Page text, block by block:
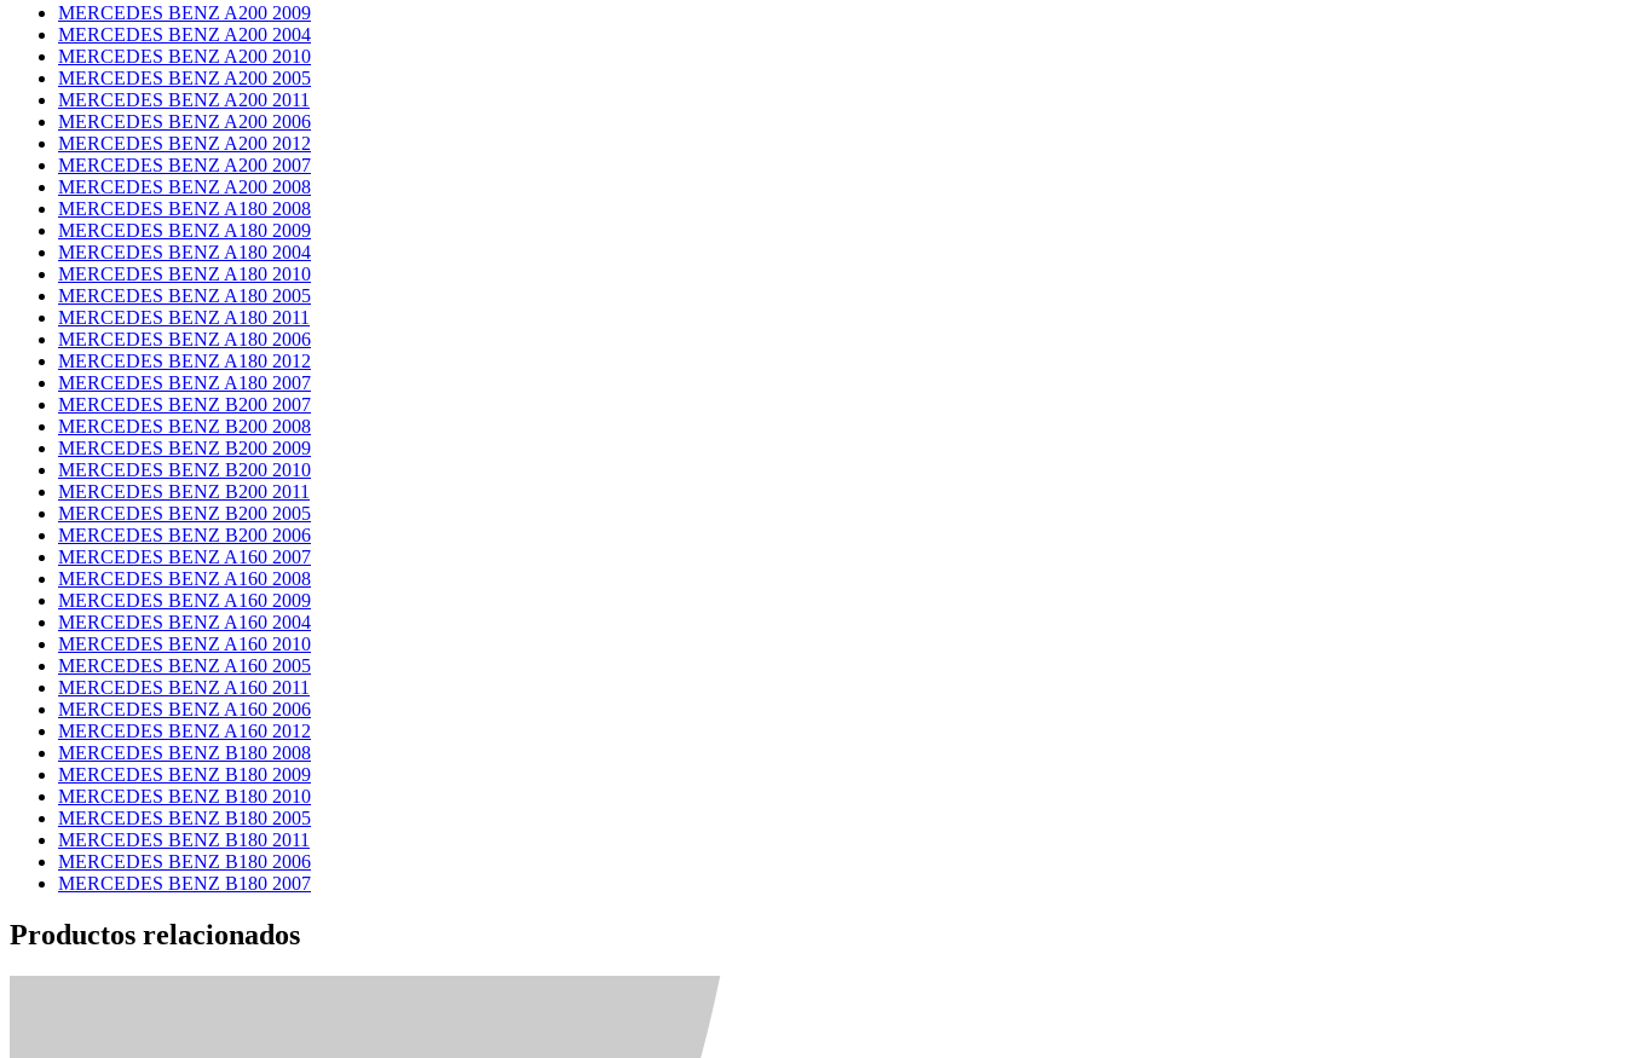
MERCEDES BENZ A200 2009
MERCEDES BENZ A200 2004
MERCEDES BENZ A200 2010
MERCEDES BENZ A200 2005
MERCEDES BENZ A200 2011
MERCEDES BENZ A200 2006
MERCEDES BENZ A200 2012
MERCEDES BENZ A200 2007
MERCEDES BENZ A200 2008
MERCEDES BENZ A180 2008
MERCEDES BENZ A180 2009
MERCEDES BENZ A180 2004
MERCEDES BENZ A180 2010
MERCEDES BENZ A180 2005
MERCEDES BENZ A180 2011
MERCEDES BENZ A180 2006
MERCEDES BENZ A180 2012
MERCEDES BENZ A180 2007
MERCEDES BENZ B200 2007
MERCEDES BENZ B200 2008
MERCEDES BENZ B200 2009
MERCEDES BENZ B200 2010
MERCEDES BENZ B200 2011
MERCEDES BENZ B200 2005
MERCEDES BENZ B200 2006
MERCEDES BENZ A160 2007
MERCEDES BENZ A160 2008
MERCEDES BENZ A160 2009
MERCEDES BENZ A160 2004
MERCEDES BENZ A160 2010
MERCEDES BENZ A160 2005
MERCEDES BENZ A160 2011
MERCEDES BENZ A160 2006
MERCEDES BENZ A160 2012
MERCEDES BENZ B180 2008
MERCEDES BENZ B180 2009
MERCEDES BENZ B180 2010
MERCEDES BENZ B180 2005
MERCEDES BENZ B180 2011
MERCEDES BENZ B180 2006
MERCEDES BENZ B180 2007
Productos relacionados